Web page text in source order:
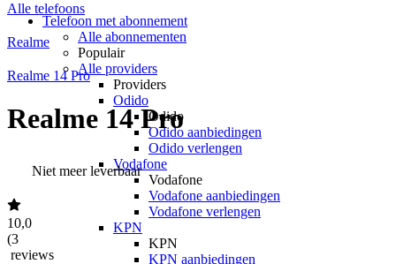
Telefoon met abonnement
Alle abonnementen
Populair
Alle providers
Providers
Odido
Odido
Odido aanbiedingen
Odido verlengen
Vodafone
Vodafone
Vodafone aanbiedingen
Vodafone verlengen
KPN
KPN
KPN aanbiedingen
Alle telefoons
Realme
Realme 14 Pro
Realme 14 Pro
Niet meer leverbaar
10,0
(3
reviews